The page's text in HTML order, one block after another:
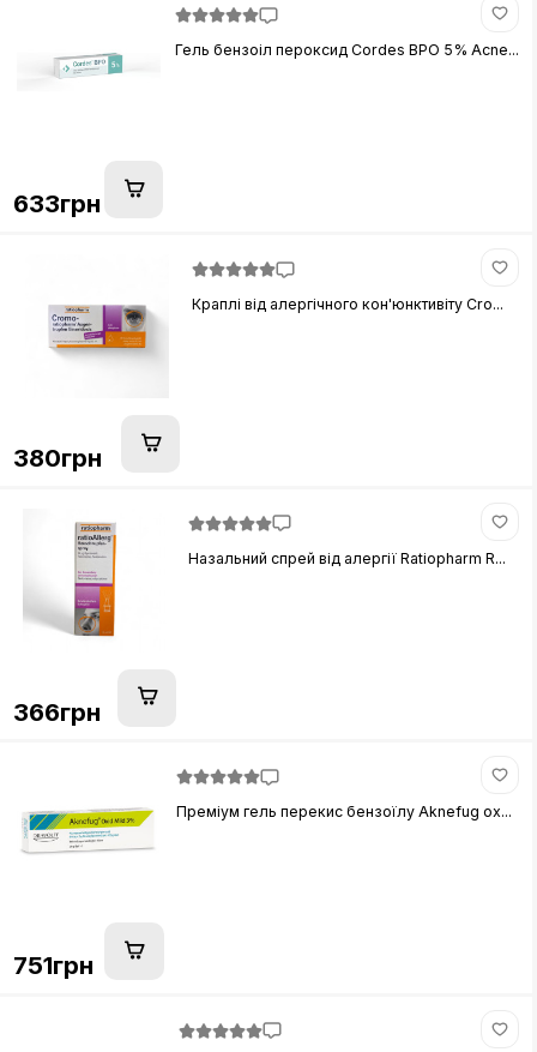
Гель бензоіл пероксид Cordes BPO 5% Acne...
633грн
Краплі від алергічного кон'юнктивіту Cro...
380грн
Назальний спрей від алергії Ratiopharm R...
366грн
Преміум гель перекис бензоїлу Aknefug ox...
751грн